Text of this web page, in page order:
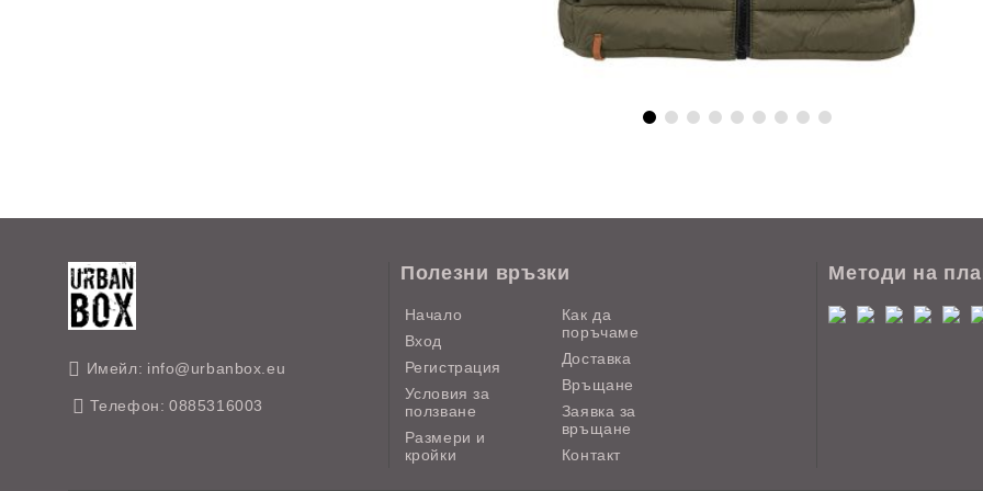
Имейл: info@urbanbox.eu
Телефон: 0885316003
Полезни връзки
Начало
Вход
Регистрация
Условия за
ползване
Размери и
кройки
Как да
поръчаме
Доставка
Връщане
Заявка за
връщане
Контакт
Методи на